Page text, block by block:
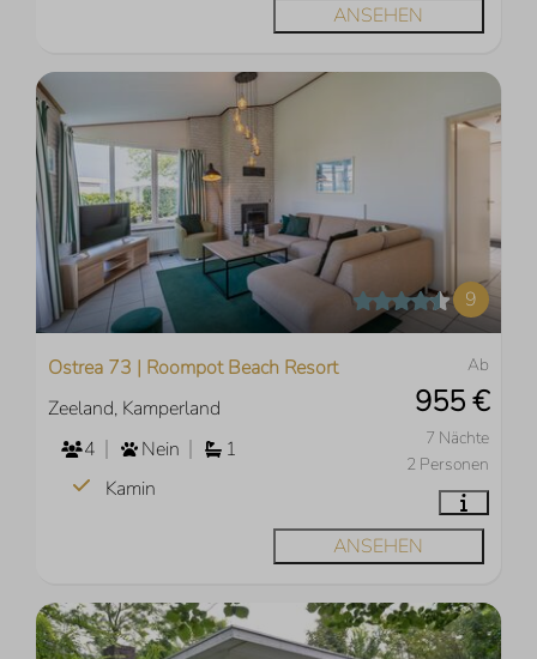
ANSEHEN
9
Ab
955 €
7 Nächte
2 Personen
Ostrea 73 | Roompot Beach Resort
Zeeland, Kamperland
4
Nein
1
Kamin
ANSEHEN